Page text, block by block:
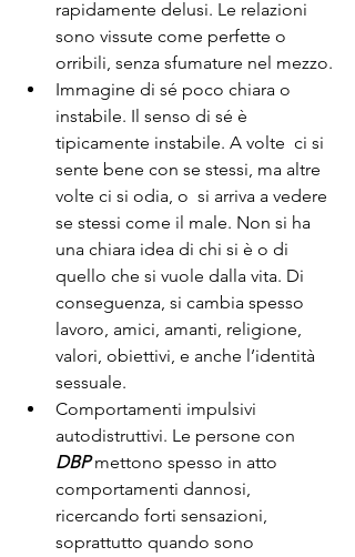
rapidamente delusi. Le relazioni
sono vissute come perfette o
orribili, senza sfumature nel mezzo.
Immagine di sé poco chiara o
instabile. Il senso di sé è
tipicamente instabile. A volte  ci si
sente bene con se stessi, ma altre
volte ci si odia, o  si arriva a vedere
se stessi come il male. Non si ha
una chiara idea di chi si è o di
quello che si vuole dalla vita. Di
conseguenza, si cambia spesso
lavoro, amici, amanti, religione,
valori, obiettivi, e anche l’identità
sessuale.
Comportamenti impulsivi
autodistruttivi. Le persone con
DBP mettono spesso in atto
comportamenti dannosi,
ricercando forti sensazioni,
soprattutto quando sono